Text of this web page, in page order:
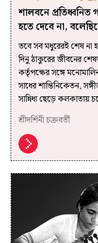
শালবনে প্রতিধ্বনিত
হতে দেবে না,
তবে সব মধুরেরই শেষ
দিনু ঠাকুরের জীবনের
কর্তৃপক্ষের সঙ্গে
সাধের শান্তিনিকেতন,
সান্নিধ্য ছেড়ে কলকাতায়
শ্রীদর্শিনী চক্রবর্তী